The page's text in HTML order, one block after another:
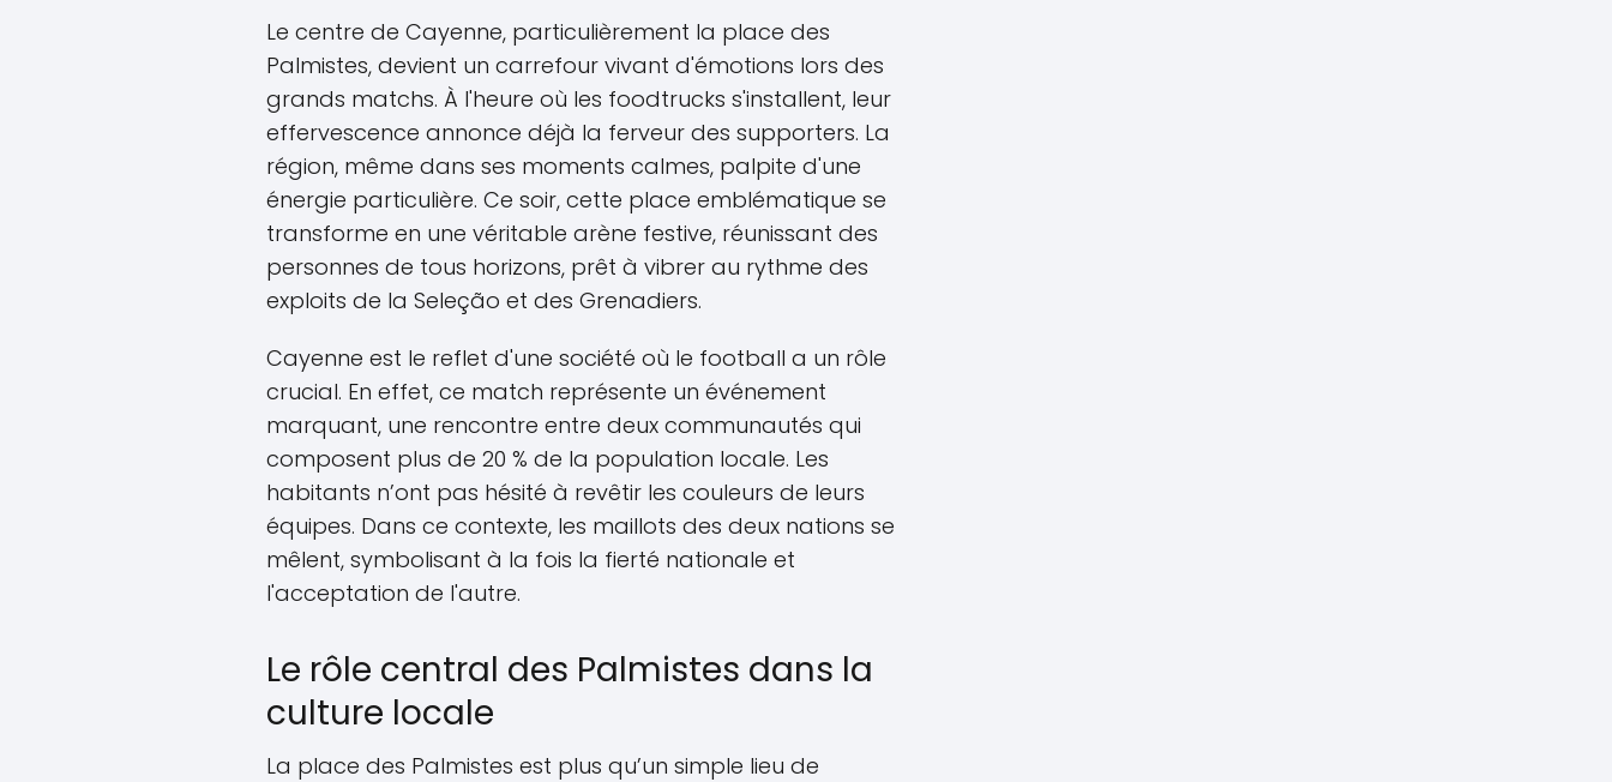
Le centre de Cayenne, particulièrement la place des
Palmistes, devient un carrefour vivant d'émotions lors des
grands matchs. À l'heure où les foodtrucks s'installent, leur
effervescence annonce déjà la ferveur des supporters. La
région, même dans ses moments calmes, palpite d'une
énergie particulière. Ce soir, cette place emblématique se
transforme en une véritable arène festive, réunissant des
personnes de tous horizons, prêt à vibrer au rythme des
exploits de la Seleção et des Grenadiers.
Cayenne est le reflet d'une société où le football a un rôle
crucial. En effet, ce match représente un événement
marquant, une rencontre entre deux communautés qui
composent plus de 20 % de la population locale. Les
habitants n’ont pas hésité à revêtir les couleurs de leurs
équipes. Dans ce contexte, les maillots des deux nations se
mêlent, symbolisant à la fois la fierté nationale et
l'acceptation de l'autre.
Le rôle central des Palmistes dans la
culture locale
La place des Palmistes est plus qu’un simple lieu de